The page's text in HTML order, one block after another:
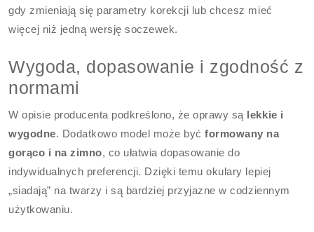
gdy zmieniają się parametry korekcji lub chcesz mieć
więcej niż jedną wersję soczewek.
Wygoda, dopasowanie i zgodność z
normami
W opisie producenta podkreślono, że oprawy są lekkie i
wygodne. Dodatkowo model może byćformowany na
gorąco i na zimno, co ułatwia dopasowanie do
indywidualnych preferencji. Dzięki temu okulary lepiej
„siadają” na twarzy i są bardziej przyjazne w codziennym
użytkowaniu.